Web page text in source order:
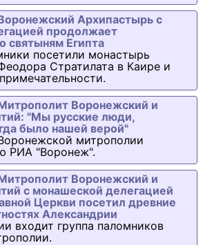
Архипастырь с
продолжает
святыням Египта
посетили монастырь
Стратилата в Каире и
Воронежский и
"Мы русские люди,
было нашей верой"
митрополии
РИА "Воронеж".
Воронежский и
с монашеской делегацией
Церкви посетил древние
Александрии
входит группа паломников